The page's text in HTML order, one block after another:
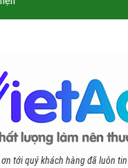
tới quý khách hàng đã luôn